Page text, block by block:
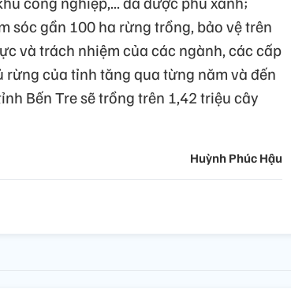
sóc gần 100 ha rừng trồng, bảo vệ trên
và trách nhiệm của các ngành, các cấp
của tỉnh tăng qua từng năm và đến
Bến Tre sẽ trồng trên 1,42 triệu cây
Huỳnh Phúc Hậu